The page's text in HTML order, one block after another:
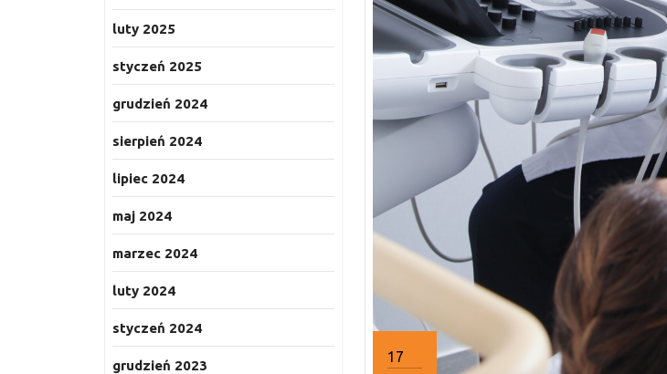
luty 2025
styczeń 2025
grudzień 2024
sierpień 2024
lipiec 2024
maj 2024
marzec 2024
luty 2024
styczeń 2024
grudzień 2023
17